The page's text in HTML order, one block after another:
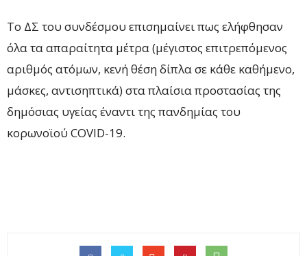
Το ΔΣ του συνδέσμου επισημαίνει πως ελήφθησαν
όλα τα απαραίτητα μέτρα (μέγιστος επιτρεπόμενος
αριθμός ατόμων, κενή θέση δίπλα σε κάθε καθήμενο,
μάσκες, αντισηπτικά) στα πλαίσια προστασίας της
δημόσιας υγείας έναντι της πανδημίας του
κορωνοϊού COVID-19.